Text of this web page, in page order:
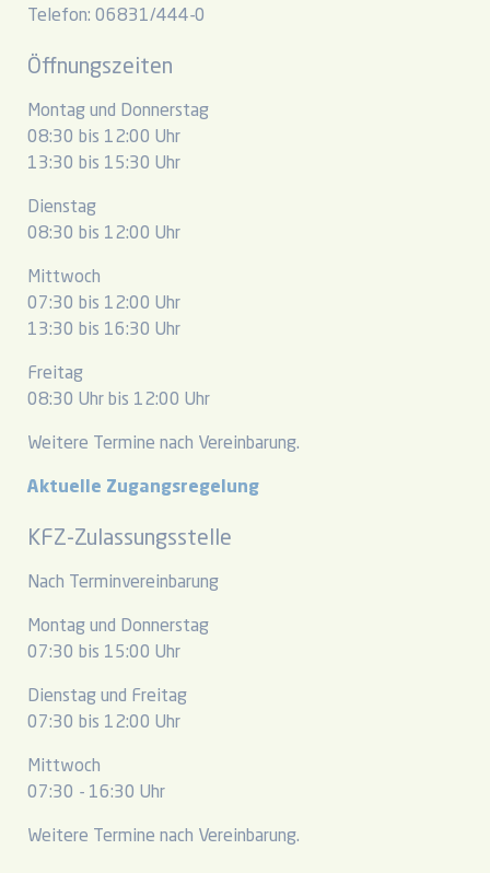
Telefon: 06831/444-0
Öffnungszeiten
Montag und Donnerstag
08:30 bis 12:00 Uhr
13:30 bis 15:30 Uhr
Dienstag
08:30 bis 12:00 Uhr
Mittwoch
07:30 bis 12:00 Uhr
13:30 bis 16:30 Uhr
Freitag
08:30 Uhr bis 12:00 Uhr
Weitere Termine nach Vereinbarung.
Aktuelle Zugangsregelung
KFZ-Zulassungsstelle
Nach Terminvereinbarung
Montag und Donnerstag
07:30 bis 15:00 Uhr
Dienstag und Freitag
07:30 bis 12:00 Uhr
Mittwoch
07:30 - 16:30 Uhr
Weitere Termine nach Vereinbarung.